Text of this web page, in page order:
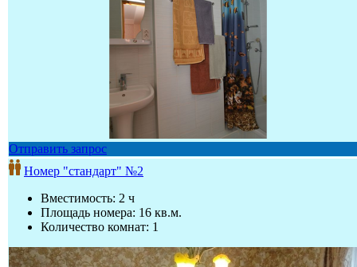
Отправить запрос
Номер "стандарт" №2
Вместимость: 2 ч
Площадь номера: 16 кв.м.
Количество комнат: 1